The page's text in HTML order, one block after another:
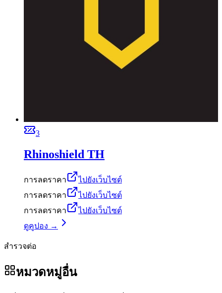
3
Rhinoshield TH
การลดราคา
ไปยังเว็บไซต์
การลดราคา
ไปยังเว็บไซต์
การลดราคา
ไปยังเว็บไซต์
ดูคูปอง →
สำรวจต่อ
หมวดหมู่อื่น